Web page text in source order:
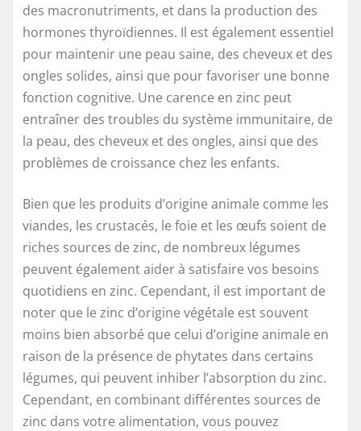
des macronutriments, et dans la production des
hormones thyroïdiennes. Il est également essentiel
pour maintenir une peau saine, des cheveux et des
ongles solides, ainsi que pour favoriser une bonne
fonction cognitive. Une carence en zinc peut
entraîner des troubles du système immunitaire, de
la peau, des cheveux et des ongles, ainsi que des
problèmes de croissance chez les enfants.
Bien que les produits d’origine animale comme les
viandes, les crustacés, le foie et les œufs soient de
riches sources de zinc, de nombreux légumes
peuvent également aider à satisfaire vos besoins
quotidiens en zinc. Cependant, il est important de
noter que le zinc d’origine végétale est souvent
moins bien absorbé que celui d’origine animale en
raison de la présence de phytates dans certains
légumes, qui peuvent inhiber l’absorption du zinc.
Cependant, en combinant différentes sources de
zinc dans votre alimentation, vous pouvez